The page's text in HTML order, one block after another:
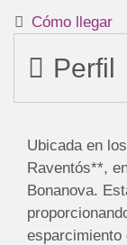
Cómo llegar
Perfil
Ubicada en
Raventós**,
Bonanova.
esparcimiento